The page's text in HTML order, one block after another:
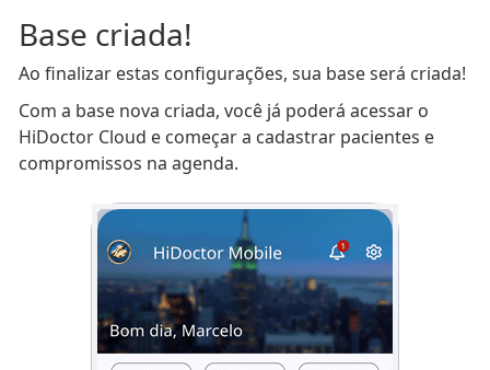
Base criada!
Ao finalizar estas configurações, sua base será criada!
Com a base nova criada, você já poderá acessar o
HiDoctor Cloud e começar a cadastrar pacientes e
compromissos na agenda.